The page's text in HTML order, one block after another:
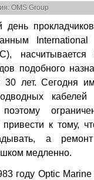
OMS Group
день
International
подобного
30 лет. Сегодня
поэтому
к тому,
а
медленно.
году Optic Marine